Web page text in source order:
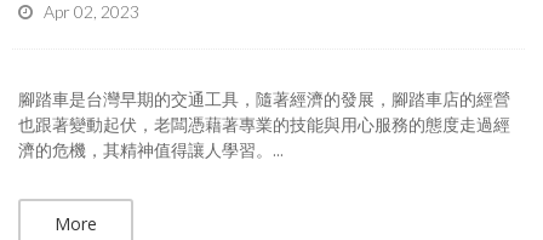
Apr 02, 2023
腳踏車是台灣早期的交通工具，隨著經濟的發展，腳踏車店的經營
也跟著變動起伏，老闆憑藉著專業的技能與用心服務的態度走過經
濟的危機，其精神值得讓人學習。...
More